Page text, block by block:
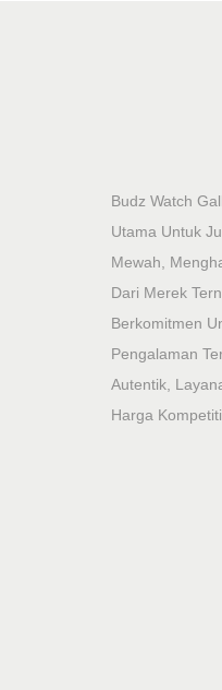
Budz Watch
Utama Untuk
Mewah,
Dari Merek
Berkomitmen
Pengalaman
Autentik,
Harga